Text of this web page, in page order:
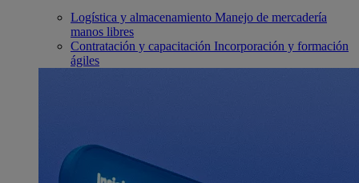
Logística y almacenamiento Manejo de mercadería
manos libres
Contratación y capacitación Incorporación y formación
ágiles